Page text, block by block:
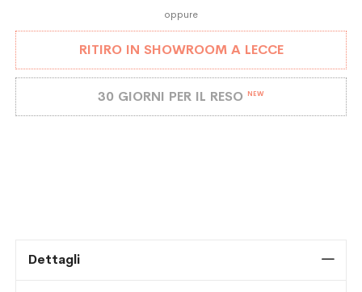
oppure
RITIRO IN SHOWROOM A LECCE
30 GIORNI PER IL RESO NEW
Dettagli